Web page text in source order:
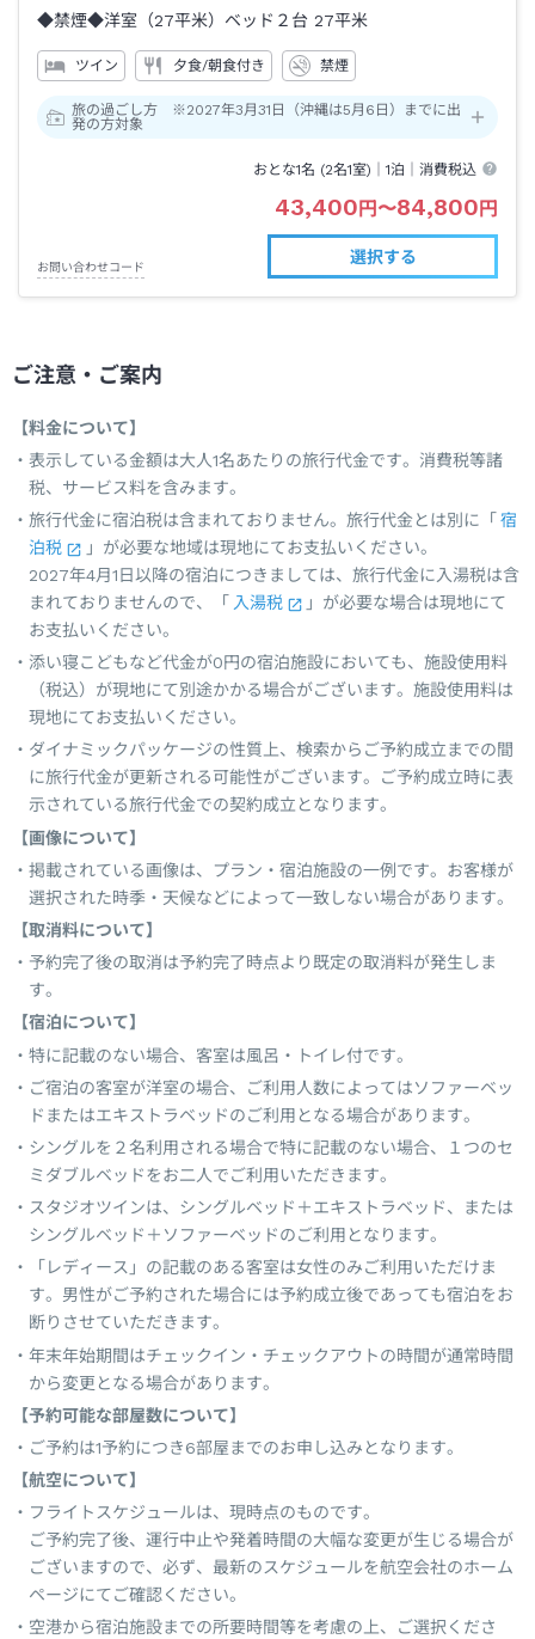
◆禁煙◆洋室（27平米）ベッド２台 27平米
ツイン 夕食/朝食付き 禁煙
旅の過ごし方 ※2027年3月31日（沖縄は5月6日）までに出
発の方対象
おとな1名 (2名1室)｜1泊 ｜消費税込
43,400 円 〜84,800 円
お問い合わせコード
選択する
ご注意・ご案内
【料金について】
表示している金額は大人1名あたりの旅行代金です。消費税等諸
税、サービス料を含みます。
旅行代金に宿泊税は含まれておりません。旅行代金とは別に「 宿
泊税
」が必要な地域は現地にてお支払いください。
2027年4月1日以降の宿泊につきましては、旅行代金に入湯税は含
まれておりませんので、「 入湯税
」が必要な場合は現地にて
お支払いください。
添い寝こどもなど代金が0円の宿泊施設においても、施設使用料
（税込）が現地にて別途かかる場合がございます。施設使用料は
現地にてお支払いください。
ダイナミックパッケージの性質上、検索からご予約成立までの間
に旅行代金が更新される可能性がございます。ご予約成立時に表
示されている旅行代金での契約成立となります。
【画像について】
掲載されている画像は、プラン・宿泊施設の一例です。お客様が
選択された時季・天候などによって一致しない場合があります。
【取消料について】
予約完了後の取消は予約完了時点より既定の取消料が発生しま
す。
【宿泊について】
特に記載のない場合、客室は風呂・トイレ付です。
ご宿泊の客室が洋室の場合、ご利用人数によってはソファーベッ
ドまたはエキストラベッドのご利用となる場合があります。
シングルを２名利用される場合で特に記載のない場合、１つのセ
ミダブルベッドをお二人でご利用いただきます。
スタジオツインは、シングルベッド＋エキストラベッド、または
シングルベッド＋ソファーベッドのご利用となります。
「レディース」の記載のある客室は女性のみご利用いただけま
す。男性がご予約された場合には予約成立後であっても宿泊をお
断りさせていただきます。
年末年始期間はチェックイン・チェックアウトの時間が通常時間
から変更となる場合があります。
【予約可能な部屋数について】
ご予約は1予約につき6部屋までのお申し込みとなります。
【航空について】
フライトスケジュールは、現時点のものです。
ご予約完了後、運行中止や発着時間の大幅な変更が生じる場合が
ございますので、必ず、最新のスケジュールを航空会社のホーム
ページにてご確認ください。
空港から宿泊施設までの所要時間等を考慮の上、ご選択くださ